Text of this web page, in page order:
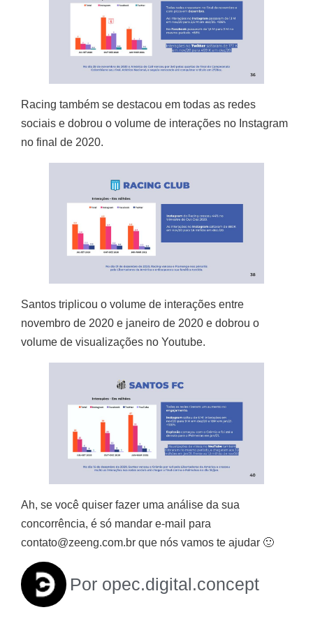
Racing também se destacou em todas as redes
sociais e dobrou o volume de interações no Instagram
no final de 2020.
Santos triplicou o volume de interações entre
novembro de 2020 e janeiro de 2020 e dobrou o
volume de visualizações no Youtube.
Ah, se você quiser fazer uma análise da sua
concorrência, é só mandar e-mail para
contato@zeeng.com.br que nós vamos te ajudar 🙂
Por opec.digital.concept